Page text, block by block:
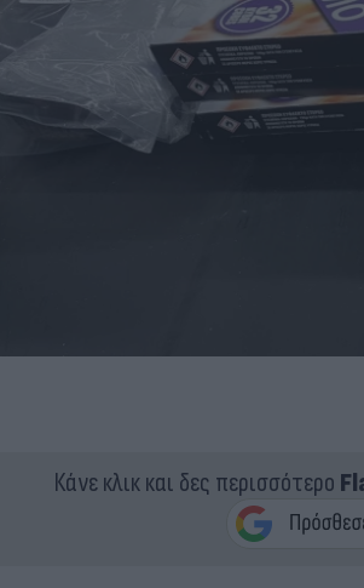
Κάνε κλικ και δες περισσότερο